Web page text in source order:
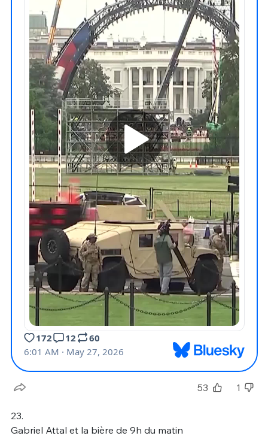
53 1
23.
Gabriel Attal et la bière de 9h du matin